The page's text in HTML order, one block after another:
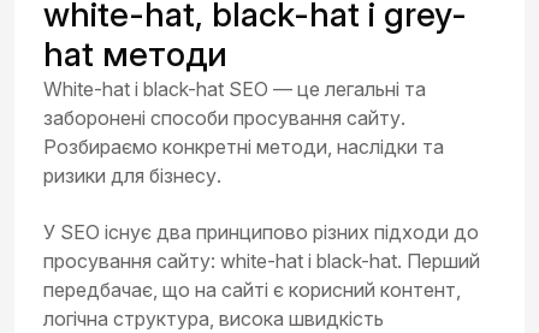
white-hat, black-hat і grey-
hat методи
White-hat і black-hat SEO — це легальні та
заборонені способи просування сайту.
Розбираємо конкретні методи, наслідки та
ризики для бізнесу.
У SEO існує два принципово різних підходи до
просування сайту: white-hat і black-hat. Перший
передбачає, що на сайті є корисний контент,
логічна структура, висока швидкість